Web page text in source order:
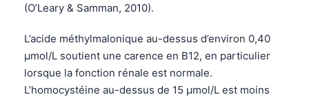
(O’Leary & Samman, 2010).
L’acide méthylmalonique au-dessus d’environ 0,40
µmol/L soutient une carence en B12, en particulier
lorsque la fonction rénale est normale.
L’homocystéine au-dessus de 15 µmol/L est moins